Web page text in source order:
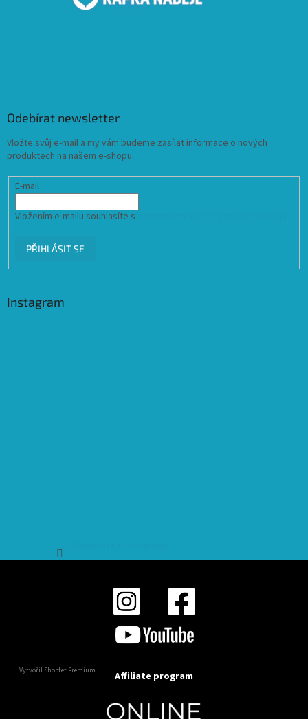
Odebírat newsletter
Vložte svůj e-mail a my vám budeme zasílat informace o nových
produktech na našem e-shopu.
E-mail
Vložením e-mailu souhlasíte s
PŘIHLÁSIT SE
Instagram
Vytvořil Shoptet Premium Affiliate program